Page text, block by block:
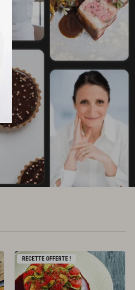
RECETTE OFFERTE !